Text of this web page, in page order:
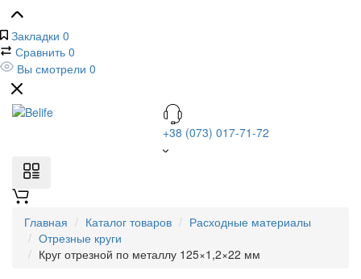
Закладки 0
Сравнить 0
Вы смотрели 0
+38 (073) 017-71-72
Главная Каталог товаров
Расходные материалы
Отрезные круги
Круг отрезной по металлу 125×1,2×22 мм